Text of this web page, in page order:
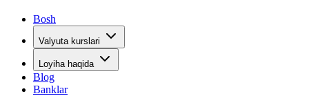
Bosh
Valyuta kurslari
Loyiha haqida
Blog
Banklar